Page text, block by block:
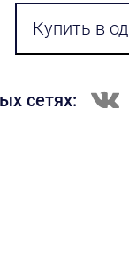
Купить в
сетях: